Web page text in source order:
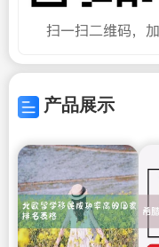
产品展示